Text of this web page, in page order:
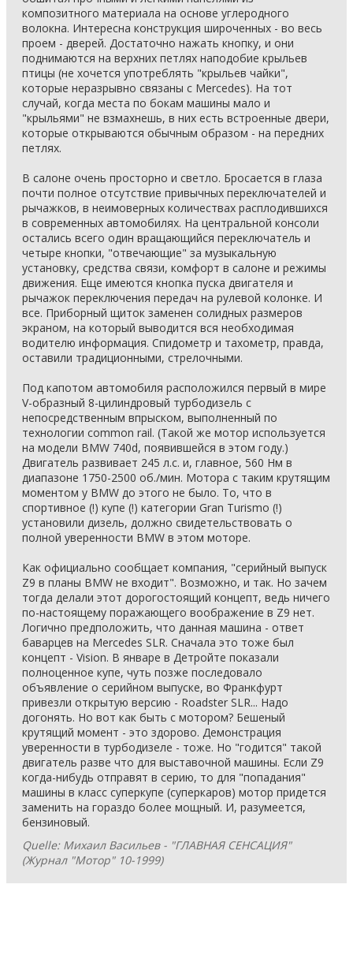
композитного материала на основе углеродного
волокна. Интересна конструкция широченных - во весь
проем - дверей. Достаточно нажать кнопку, и они
поднимаются на верхних петлях наподобие крыльев
птицы (не хочется употреблять "крыльев чайки",
которые неразрывно связаны с Mercedes). На тот
случай, когда места по бокам машины мало и
"крыльями" не взмахнешь, в них есть встроенные двери,
которые открываются обычным образом - на передних
петлях.
В салоне очень просторно и светло. Бросается в глаза
почти полное отсутствие привычных переключателей и
рычажков, в неимоверных количествах расплодившихся
в современных автомобилях. На центральной консоли
остались всего один вращающийся переключатель и
четыре кнопки, "отвечающие" за музыкальную
установку, средства связи, комфорт в салоне и режимы
движения. Еще имеются кнопка пуска двигателя и
рычажок переключения передач на рулевой колонке. И
все. Приборный щиток заменен солидных размеров
экраном, на который выводится вся необходимая
водителю информация. Спидометр и тахометр, правда,
оставили традиционными, стрелочными.
Под капотом автомобиля расположился первый в мире
V-образный 8-цилиндровый турбодизель с
непосредственным впрыском, выполненный по
технологии common rail. (Такой же мотор используется
на модели BMW 740d, появившейся в этом году.)
Двигатель развивает 245 л.с. и, главное, 560 Нм в
диапазоне 1750-2500 об./мин. Мотора с таким крутящим
моментом у BMW до этого не было. То, что в
спортивное (!) купе (!) категории Gran Turismo (!)
установили дизель, должно свидетельствовать о
полной уверенности BMW в этом моторе.
Как официально сообщает компания, "серийный выпуск
Z9 в планы BMW не входит". Возможно, и так. Но зачем
тогда делали этот дорогостоящий концепт, ведь ничего
по-настоящему поражающего воображение в Z9 нет.
Логично предположить, что данная машина - ответ
баварцев на Mercedes SLR. Сначала это тоже был
концепт - Vision. В январе в Детройте показали
полноценное купе, чуть позже последовало
объявление о серийном выпуске, во Франкфурт
привезли открытую версию - Roadster SLR... Надо
догонять. Но вот как быть с мотором? Бешеный
крутящий момент - это здорово. Демонстрация
уверенности в турбодизеле - тоже. Но "годится" такой
двигатель разве что для выставочной машины. Если Z9
когда-нибудь отправят в серию, то для "попадания"
машины в класс суперкупе (суперкаров) мотор придется
заменить на гораздо более мощный. И, разумеется,
бензиновый.
Quelle: Михаил Васильев - "ГЛАВНАЯ СЕНСАЦИЯ"
(Журнал "Мотор" 10-1999)